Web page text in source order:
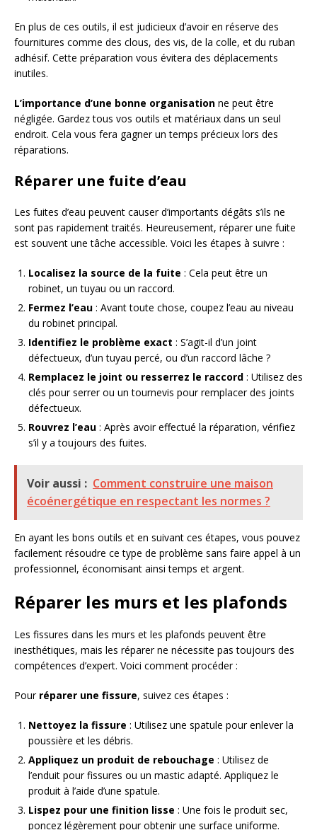
En plus de ces outils, il est judicieux d’avoir en réserve des
fournitures comme des clous, des vis, de la colle, et du ruban
adhésif. Cette préparation vous évitera des déplacements
inutiles.
L’importance d’une bonne organisation ne peut être
négligée. Gardez tous vos outils et matériaux dans un seul
endroit. Cela vous fera gagner un temps précieux lors des
réparations.
Réparer une fuite d’eau
Les fuites d’eau peuvent causer d’importants dégâts s’ils ne
sont pas rapidement traités. Heureusement, réparer une fuite
est souvent une tâche accessible. Voici les étapes à suivre :
Localisez la source de la fuite : Cela peut être un
robinet, un tuyau ou un raccord.
Fermez l’eau : Avant toute chose, coupez l’eau au niveau
du robinet principal.
Identifiez le problème exact : S’agit-il d’un joint
défectueux, d’un tuyau percé, ou d’un raccord lâche ?
Remplacez le joint ou resserrez le raccord : Utilisez des
clés pour serrer ou un tournevis pour remplacer des joints
défectueux.
Rouvrez l’eau : Après avoir effectué la réparation, vérifiez
s’il y a toujours des fuites.
Voir aussi : Comment construire une maison
écoénergétique en respectant les normes ?
En ayant les bons outils et en suivant ces étapes, vous pouvez
facilement résoudre ce type de problème sans faire appel à un
professionnel, économisant ainsi temps et argent.
Réparer les murs et les plafonds
Les fissures dans les murs et les plafonds peuvent être
inesthétiques, mais les réparer ne nécessite pas toujours des
compétences d’expert. Voici comment procéder :
Pour réparer une fissure, suivez ces étapes :
Nettoyez la fissure : Utilisez une spatule pour enlever la
poussière et les débris.
Appliquez un produit de rebouchage : Utilisez de
l’enduit pour fissures ou un mastic adapté. Appliquez le
produit à l’aide d’une spatule.
Lispez pour une finition lisse : Une fois le produit sec,
poncez légèrement pour obtenir une surface uniforme.